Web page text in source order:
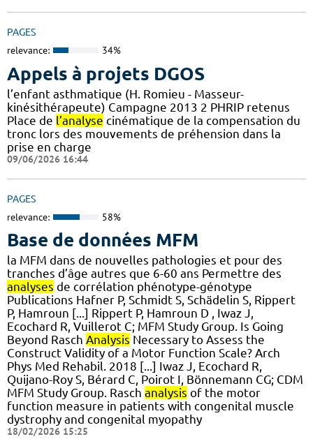
PAGES
relevance: 34%
Appels à projets DGOS
l’enfant asthmatique (H. Romieu - Masseur-
kinésithérapeute) Campagne 2013 2 PHRIP retenus
Place de l’analyse cinématique de la compensation du
tronc lors des mouvements de préhension dans la
prise en charge
09/06/2026 16:44
PAGES
relevance: 58%
Base de données MFM
la MFM dans de nouvelles pathologies et pour des
tranches d’âge autres que 6-60 ans Permettre des
analyses de corrélation phénotype-génotype
Publications Hafner P, Schmidt S, Schädelin S, Rippert
P, Hamroun [...] Rippert P, Hamroun D , Iwaz J,
Ecochard R, Vuillerot C; MFM Study Group. Is Going
Beyond Rasch Analysis Necessary to Assess the
Construct Validity of a Motor Function Scale? Arch
Phys Med Rehabil. 2018 [...] Iwaz J, Ecochard R,
Quijano-Roy S, Bérard C, Poirot I, Bönnemann CG; CDM
MFM Study Group. Rasch analysis of the motor
function measure in patients with congenital muscle
dystrophy and congenital myopathy
18/02/2026 15:25